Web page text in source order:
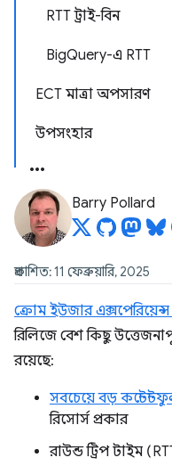
RTT ট্রাই-বিন
BigQuery-এ RTT
ECT মাত্রা অপসারণ
উপসংহার
Barry Pollard
প্রকাশিত: 11 ফেব্রুয়ারি, 2025
ক্রোম ইউজার
রিলিজে বেশ কিছু
রয়েছে:
সবচেয়ে বড়
রিসোর্স প্রকার
রাউন্ড ট্রিপ টাইম